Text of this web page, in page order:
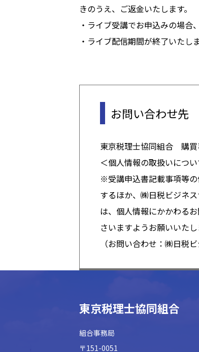
きのうえ、ご返金いたします。
・ライブ受講でお申込みの場合
・ライブ配信期間が終了いたし
お問い合わせ先
東京税理士協同組合 購
＜個人情報の取扱いにつ
※受講申込書記載事項等
するほか、㈱日税ビジネ
は、個人情報にかかわる
さいますようお願いいたし
（お問い合わせ：㈱日
東京税理士協同組合
組合事務局
〒151-0051